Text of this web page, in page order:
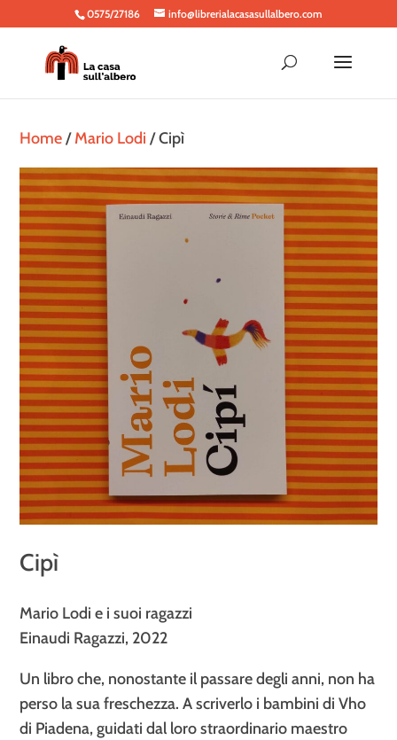
0575/27186 info@librerialacasasullalbero.com
Home/Mario Lodi / Cipì
Cipì
Mario Lodi e i suoi ragazzi
Einaudi Ragazzi, 2022
Un libro che, nonostante il passare degli anni, non ha
perso la sua freschezza. A scriverlo i bambini di Vho
di Piadena, guidati dal loro straordinario maestro